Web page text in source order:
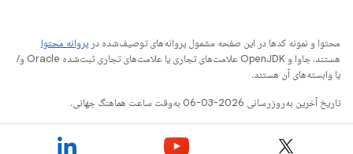
محتوا و نمونه کدها در این صفحه مشمول پروانه‌های توصیف‌شده در پروانه محتوا
هستند. جاوا و OpenJDK علامت‌های تجاری یا علامت‌های تجاری ثبت‌شده Oracle و/
یا وابسته‌های آن هستند.
تاریخ آخرین به‌روزرسانی 2026-03-06 به‌وقت ساعت هماهنگ جهانی.